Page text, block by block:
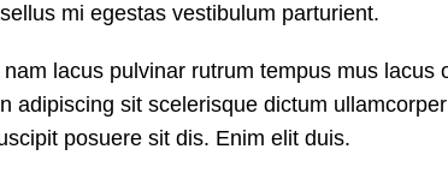
mi egestas vestibulum parturient.
lacus pulvinar rutrum tempus mus
adipiscing sit scelerisque dictum
posuere sit dis. Enim elit duis.